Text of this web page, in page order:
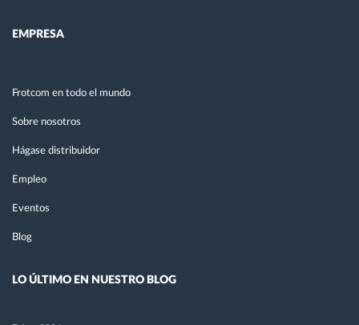
EMPRESA
Frotcom en todo el mundo
Sobre nosotros
Hágase distribuidor
Empleo
Eventos
Blog
LO ÚLTIMO EN NUESTRO BLOG